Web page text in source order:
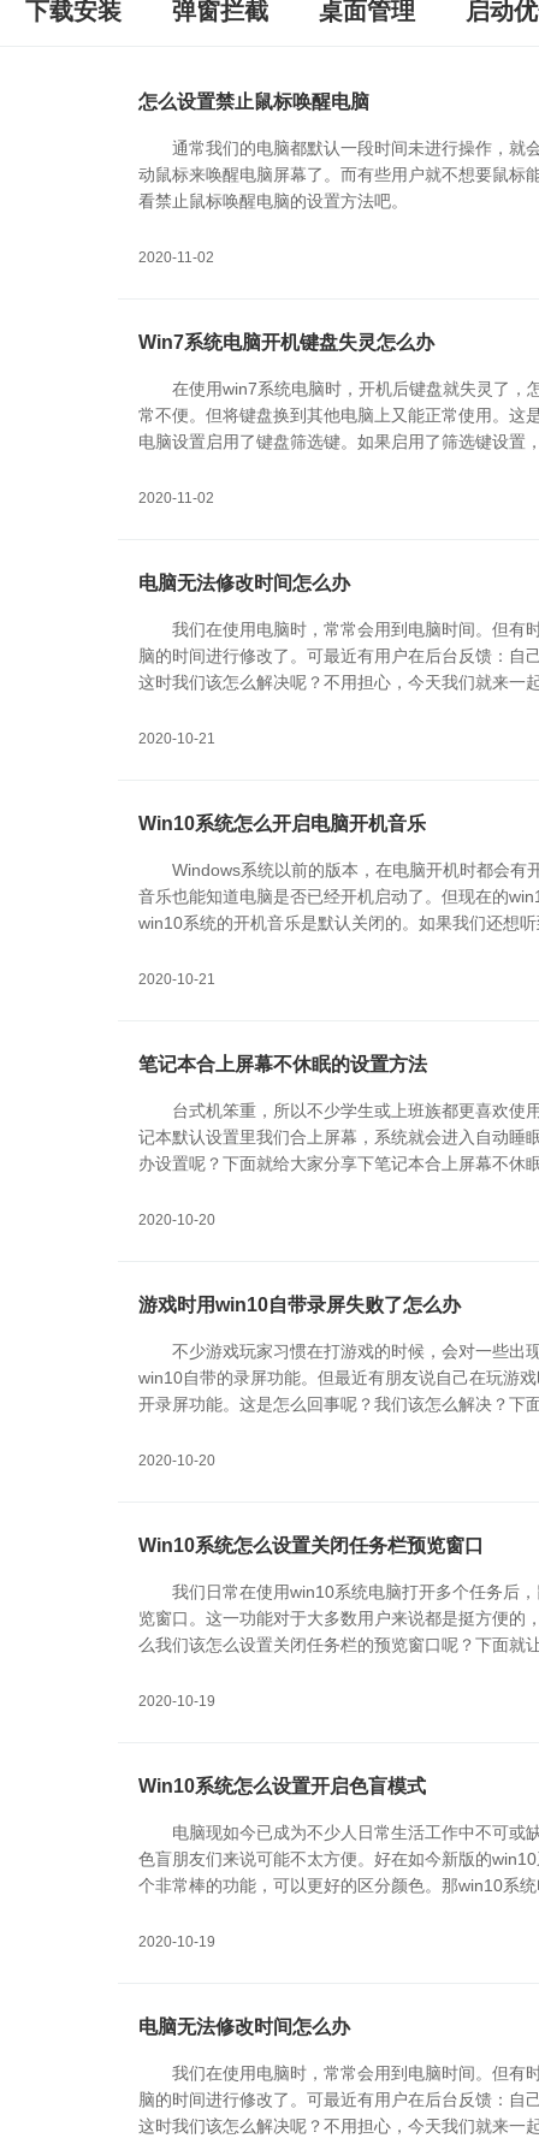
下载安装 弹窗拦截 桌面管理 启动
怎么设置禁止鼠标唤醒电脑
通常我们的电脑都默认一段时间未进行操作，就
动鼠标来唤醒电脑屏幕了。而有些用户就不想要鼠标
看禁止鼠标唤醒电脑的设置方法吧。
2020-11-02
Win7系统电脑开机键盘失灵怎么办
在使用win7系统电脑时，开机后键盘就失灵了，
常不便。但将键盘换到其他电脑上又能正常使用。这
电脑设置启用了键盘筛选键。如果启用了筛选键设置
2020-11-02
电脑无法修改时间怎么办
我们在使用电脑时，常常会用到电脑时间。但有
脑的时间进行修改了。可最近有用户在后台反馈：
这时我们该怎么解决呢？不用担心，今天我们就来一
2020-10-21
Win10系统怎么开启电脑开机音乐
Windows系统以前的版本，在电脑开机时都会有
音乐也能知道电脑是否已经开机启动了。但现在的
win10系统的开机音乐是默认关闭的。如果我们还想
2020-10-21
笔记本合上屏幕不休眠的设置方法
台式机笨重，所以不少学生或上班族都更喜欢使
记本默认设置里我们合上屏幕，系统就会进入自动睡
办设置呢？下面就给大家分享下笔记本合上屏幕不休
2020-10-20
游戏时用win10自带录屏失败了怎么办
不少游戏玩家习惯在打游戏的时候，会对一些出
win10自带的录屏功能。但最近有朋友说自己在玩游
开录屏功能。这是怎么回事呢？我们该怎么解决？下
2020-10-20
Win10系统怎么设置关闭任务栏预览窗口
我们日常在使用win10系统电脑打开多个任务后
览窗口。这一功能对于大多数用户来说都是挺方便的
么我们该怎么设置关闭任务栏的预览窗口呢？下面就
2020-10-19
Win10系统怎么设置开启色盲模式
电脑现如今已成为不少人日常生活工作中不可或
色盲朋友们来说可能不太方便。好在如今新版的
个非常棒的功能，可以更好的区分颜色。那win10系
2020-10-19
电脑无法修改时间怎么办
我们在使用电脑时，常常会用到电脑时间。但有
脑的时间进行修改了。可最近有用户在后台反馈：
这时我们该怎么解决呢？不用担心，今天我们就来一